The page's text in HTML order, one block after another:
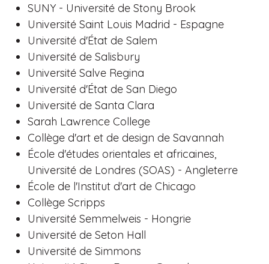
SUNY - Université de Stony Brook
Université Saint Louis Madrid - Espagne
Université d'État de Salem
Université de Salisbury
Université Salve Regina
Université d'État de San Diego
Université de Santa Clara
Sarah Lawrence College
Collège d'art et de design de Savannah
École d'études orientales et africaines,
Université de Londres (SOAS) - Angleterre
École de l'Institut d'art de Chicago
Collège Scripps
Université Semmelweis - Hongrie
Université de Seton Hall
Université de Simmons